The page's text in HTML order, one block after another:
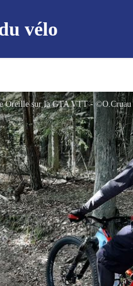
vélo
Oreille sur la GTA VTT - ©O.Cruau